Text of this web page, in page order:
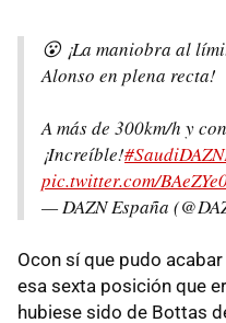
😮 ¡La maniobra al
Alonso en plena recta!
A más de 300km/h y
¡Increíble!
pic.twitter.com/
— DAZN España
Ocon sí que pudo
esa sexta posición que
hubiese sido de Bottas